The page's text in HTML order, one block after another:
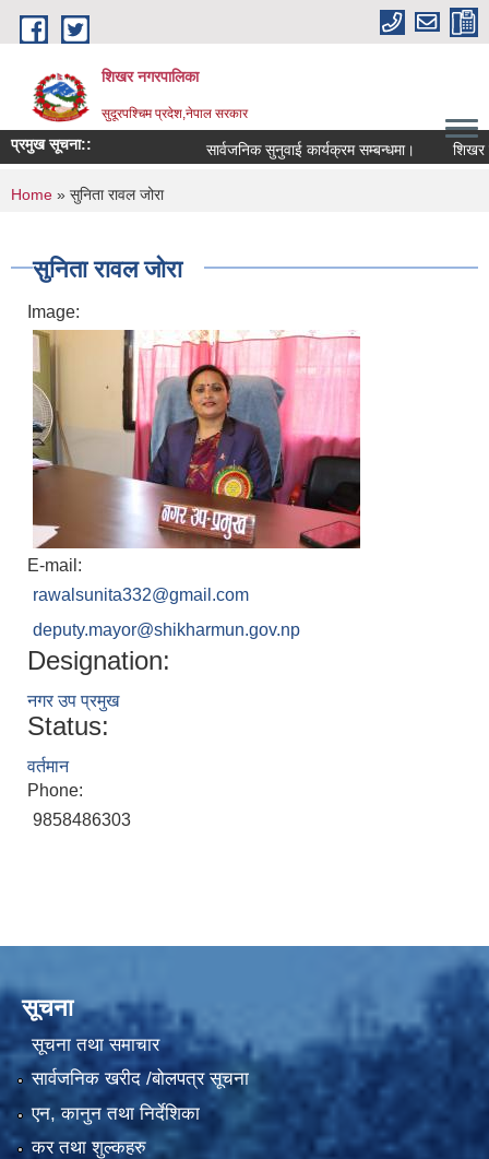
Skip to main content
शिखर नगरपालिका
सुदूरपश्चिम प्रदेश,नेपाल सरकार
प्रमुख सूचना:: सार्वजनिक सुनुवाई कार्यक्रम सम्बन्धमा। शिखर
You are here
Home » सुनिता रावल जोरा
सुनिता रावल जोरा
Image:
E-mail:
rawalsunita332@gmail.com
deputy.mayor@shikharmun.gov.np
Designation:
नगर उप प्रमुख
Status:
वर्तमान
Phone:
9858486303
सूचना
सूचना तथा समाचार
सार्वजनिक खरीद /बोलपत्र सूचना
एन, कानुन तथा निर्देशिका
कर तथा शुल्कहरु